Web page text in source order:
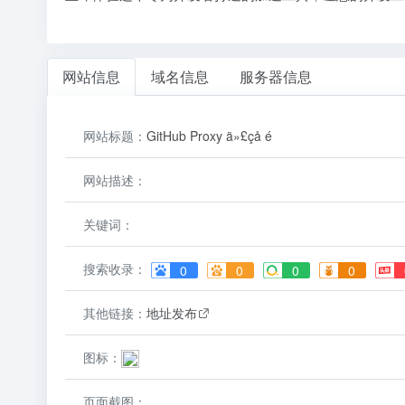
网站信息 域名信息 服务器信息
网站标题： GitHub Proxy ä»£çå é
网站描述：
关键词：
搜索收录： 0 0 0 0
其他链接： 地址发布
图标：